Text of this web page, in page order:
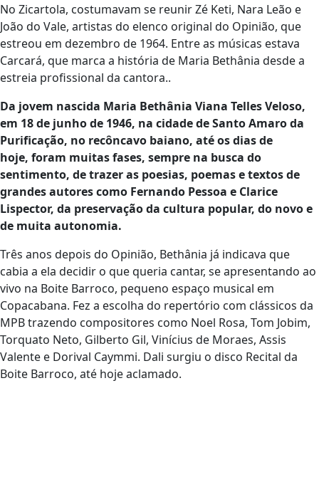
No Zicartola, costumavam se reunir Zé Keti, Nara Leão e
João do Vale, artistas do elenco original do Opinião, que
estreou em dezembro de 1964. Entre as músicas estava
Carcará, que marca a história de Maria Bethânia desde a
estreia profissional da cantora..
Da jovem nascida Maria Bethânia Viana Telles Veloso,
em 18 de junho de 1946, na cidade de Santo Amaro da
Purificação, no recôncavo baiano, até os dias de
hoje, foram muitas fases, sempre na busca do
sentimento, de trazer as poesias, poemas e textos de
grandes autores como Fernando Pessoa e Clarice
Lispector, da preservação da cultura popular, do novo e
de muita autonomia.
Três anos depois do Opinião, Bethânia já indicava que
cabia a ela decidir o que queria cantar, se apresentando ao
vivo na Boite Barroco, pequeno espaço musical em
Copacabana. Fez a escolha do repertório com clássicos da
MPB trazendo compositores como Noel Rosa, Tom Jobim,
Torquato Neto, Gilberto Gil, Vinícius de Moraes, Assis
Valente e Dorival Caymmi. Dali surgiu o disco Recital da
Boite Barroco, até hoje aclamado.